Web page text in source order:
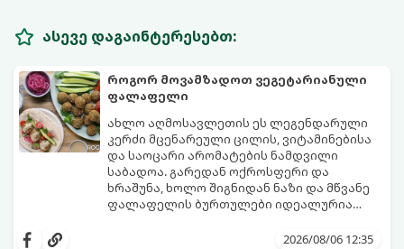
ასევე დაგაინტერესებთ:
როგორ მოვამზადოთ ვეგეტარიანული
ფალაფელი
ახლო აღმოსავლეთის ეს ლეგენდარული
კერძი მცენარეული ცილის, ვიტამინებისა
და საოცარი არომატების ნამდვილი
საბადოა. გარედან ოქროსფერი და
ხრაშუნა, ხოლო შიგნიდან ნაზი და მწვანე
ფალაფელის ბურთულები იდეალურია
სალათებთან ერთად ან ტახინის (სესამის)
მდგომარეობს, რომ გამოიყენება2026/08/06 12:35